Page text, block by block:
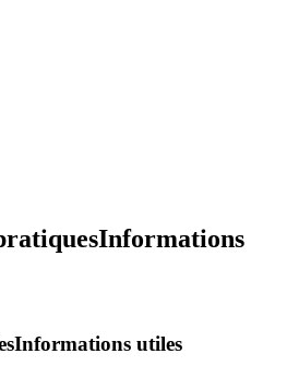
Informations
Informations utiles